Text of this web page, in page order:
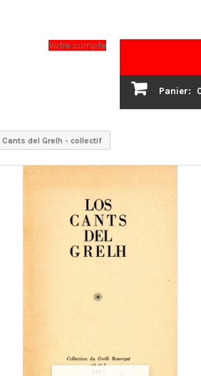
Panier:
Votre compte
Cants del Grelh - collectif